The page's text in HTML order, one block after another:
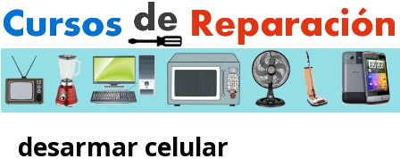
desarmar celular